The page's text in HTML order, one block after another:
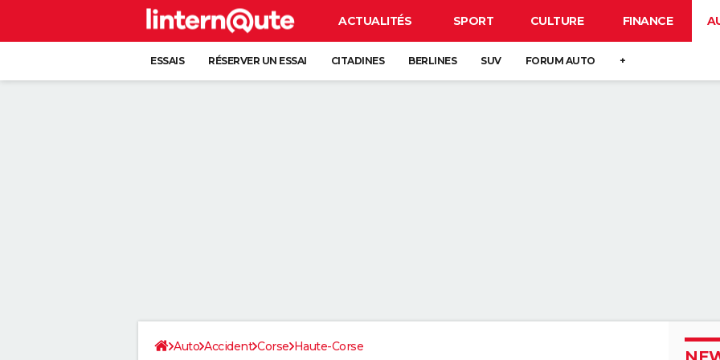
ACTUALITÉS SPORT CULTURE FINANCE
ESSAIS RÉSERVER UN ESSAI CITADINES BERLINES SUV FORUM AUTO +
Auto Accident Corse Haute-Corse